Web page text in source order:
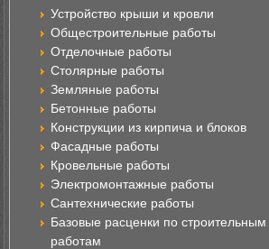
Устройство крыши и кровли
Общестроительные работы
Отделочные работы
Столярные работы
Земляные работы
Бетонные работы
Конструкции из кирпича и блоков
Фасадные работы
Кровельные работы
Электромонтажные работы
Сантехнические работы
Базовые расценки по строительным
работам